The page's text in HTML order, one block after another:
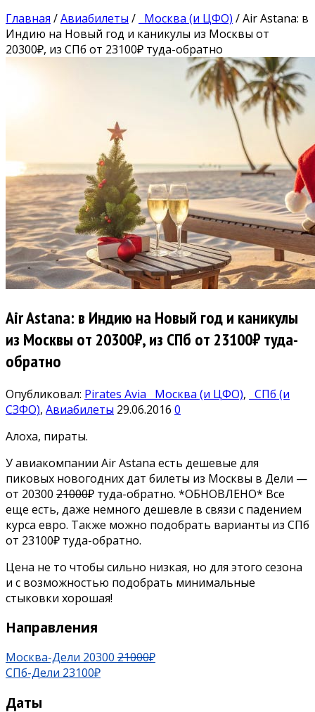
Главная /Авиабилеты / Москва (и ЦФО) /Air Astana: в
Индию на Новый год и каникулы из Москвы от
20300₽, из СПб от 23100₽ туда-обратно
Air Astana: в Индию на Новый год и каникулы
из Москвы от 20300₽, из СПб от 23100₽ туда-
обратно
Опубликовал: Pirates Avia Москва (и ЦФО), СПб (и
СЗФО), Авиабилеты 29.06.2016 0
Алоха, пираты.
У авиакомпании Air Astana есть дешевые для
пиковых новогодних дат билеты из Москвы в Дели —
от 20300 21000₽ туда-обратно. *ОБНОВЛЕНО* Все
еще есть, даже немного дешевле в связи с падением
курса евро. Также можно подобрать варианты из СПб
от 23100₽ туда-обратно.
Цена не то чтобы сильно низкая, но для этого сезона
и с возможностью подобрать минимальные
стыковки хорошая!
Направления
Москва-Дели 20300 21000₽
СПб-Дели 23100₽
Даты